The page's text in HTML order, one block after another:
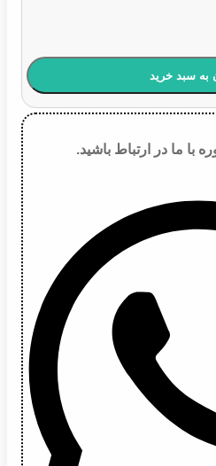
به سبد خرید
با ما در ارتباط باشید.